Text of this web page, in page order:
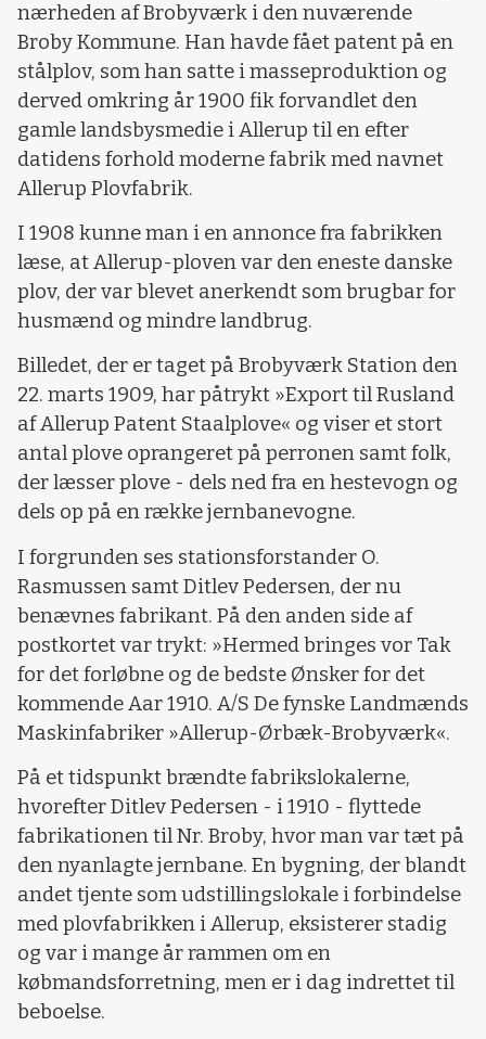
nærheden af Brobyværk i den nuværende
Broby Kommune. Han havde fået patent på en
stålplov, som han satte i masseproduktion og
derved omkring år 1900 fik forvandlet den
gamle landsbysmedie i Allerup til en efter
datidens forhold moderne fabrik med navnet
Allerup Plovfabrik.
I 1908 kunne man i en annonce fra fabrikken
læse, at Allerup-ploven var den eneste danske
plov, der var blevet anerkendt som brugbar for
husmænd og mindre landbrug.
Billedet, der er taget på Brobyværk Station den
22. marts 1909, har påtrykt »Export til Rusland
af Allerup Patent Staalplove« og viser et stort
antal plove oprangeret på perronen samt folk,
der læsser plove - dels ned fra en hestevogn og
dels op på en række jernbanevogne.
I forgrunden ses stationsforstander O.
Rasmussen samt Ditlev Pedersen, der nu
benævnes fabrikant. På den anden side af
postkortet var trykt: »Hermed bringes vor Tak
for det forløbne og de bedste Ønsker for det
kommende Aar 1910. A/S De fynske Landmænds
Maskinfabriker »Allerup-Ørbæk-Brobyværk«.
På et tidspunkt brændte fabrikslokalerne,
hvorefter Ditlev Pedersen - i 1910 - flyttede
fabrikationen til Nr. Broby, hvor man var tæt på
den nyanlagte jernbane. En bygning, der blandt
andet tjente som udstillingslokale i forbindelse
med plovfabrikken i Allerup, eksisterer stadig
og var i mange år rammen om en
købmandsforretning, men er i dag indrettet til
beboelse.